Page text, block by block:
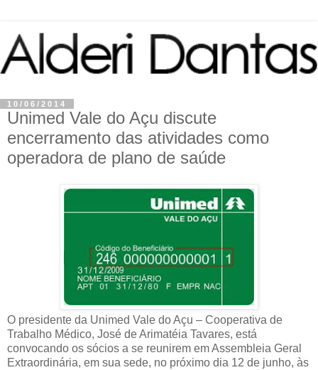
10/06/2014
Unimed Vale do Açu discute
encerramento das atividades como
operadora de plano de saúde
O presidente da Unimed Vale do Açu – Cooperativa de
Trabalho Médico, José de Arimatéia Tavares, está
convocando os sócios a se reunirem em Assembleia Geral
Extraordinária, em sua sede, no próximo dia 12 de junho, às